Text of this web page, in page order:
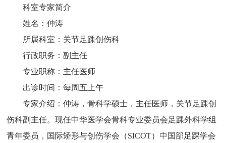
科室专家简介
姓名：仲涛
所属科室：关节足踝创伤科
行政职务：副主任
专业职称：主任医师
出诊时间：每周五上午
专家介绍：仲涛，骨科学硕士，主任医师，关节足踝创
伤科副主任。现任中华医学会骨科专业委员会足踝外科学组
青年委员，国际矫形与创伤学会（SICOT）中国部足踝学会